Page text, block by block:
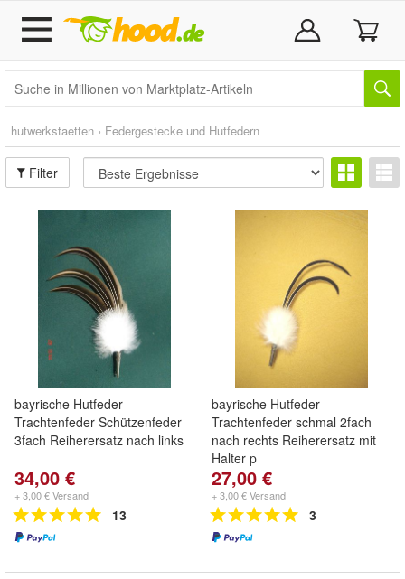
hutwerkstaetten › Federgestecke und Hutfedern
Filter
bayrische Hutfeder
Trachtenfeder Schützenfeder
3fach Reiherersatz nach links
34,00 €
+ 3,00 € Versand
13
bayrische Hutfeder
Trachtenfeder schmal 2fach
nach rechts Reiherersatz mit
Halter p
27,00 €
+ 3,00 € Versand
3